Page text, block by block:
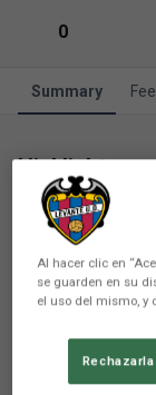
0
Summary
Highlights
Al hacer clic en
se guarden en su
el uso del mismo, y